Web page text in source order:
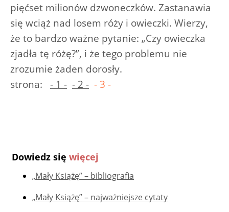
pięćset milionów dzwoneczków. Zastanawia
się wciąż nad losem róży i owieczki. Wierzy,
że to bardzo ważne pytanie: „Czy owieczka
zjadła tę różę?”, i że tego problemu nie
zrozumie żaden dorosły.
strona: - 1 - - 2 - - 3 -
Dowiedz się więcej
„Mały Książę” – bibliografia
„Mały Książę” – najważniejsze cytaty